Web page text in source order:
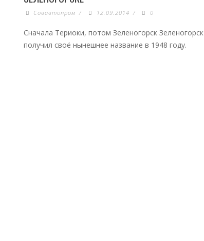
Совавтопром / 12.09.2014 / 0
Сначала Териоки, потом Зеленогорск Зеленогорск
получил своё нынешнее название в 1948 году.